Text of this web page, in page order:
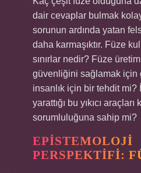
dair cevaplar bulmak
sorunun ardında yatan
daha karmaşıktır. Füze
sınırlar nedir? Füze
güvenliğini sağlamak için
insanlık için bir tehdit mi?
yarattığı bu yıkıcı
sorumluluğuna sahip mi?
EPISTEMOLOJI
PERSPEKTIFI: